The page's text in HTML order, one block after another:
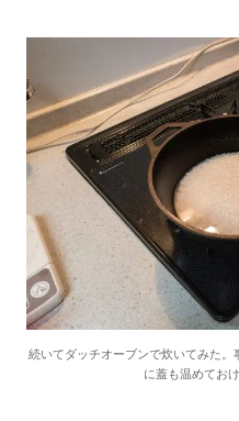
続いてダッチオーブンで炊いてみた
に蓋も温めてお